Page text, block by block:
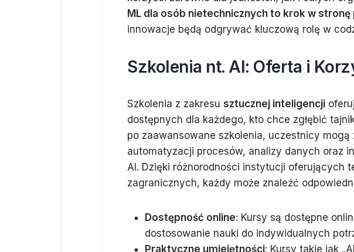
ML dla osób nietechnicznych to krok w stronę
innowacje będą odgrywać kluczową rolę w
Szkolenia nt. AI: Oferta i
Szkolenia z zakresu sztucznej inteligencji
dostępnych dla każdego, kto chce zgłębić
po zaawansowane szkolenia, uczestnicy
automatyzacji procesów, analizy danych oraz
AI. Dzięki różnorodności instytucji oferujących
zagranicznych, każdy może znaleźć
Dostępność online: Kursy są dostępne
dostosowanie nauki do indywidualnych
Praktyczne umiejętności: Kursy takie jak